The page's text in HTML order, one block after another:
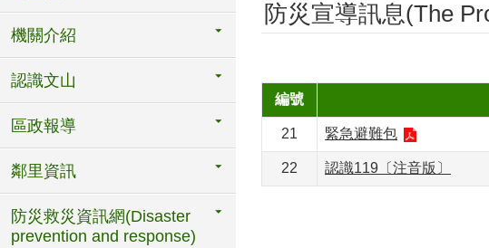
機關介紹
認識文山
區政報導
鄰里資訊
防災救災資訊網(Disaster
prevention and response)
防災宣導訊息(The
編號
21 緊急避難包
22 認識119〔注音版〕